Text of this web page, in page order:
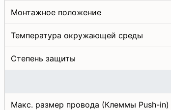
Монтажное положение
Температура окружающей среды
Степень защиты
Макс. размер провода (Клеммы Push-in)